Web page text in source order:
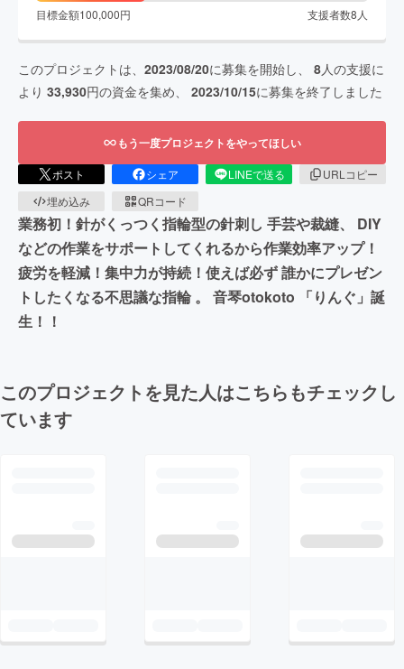
目標金額100,000円 支援者数8 人
このプロジェクトは、 2023/08/20に募集を開始し、 8人の支援に
より 33,930円の資金を集め、 2023/10/15に募集を終了しました
もう一度プロジェクトをやってほしい
ポスト シェア LINEで送る
URLコピー
埋め込み
QRコード
業務初！針がくっつく指輪型の針刺し 手芸や裁縫、 DIY
などの作業をサポートしてくれるから作業効率アップ！
疲労を軽減！集中力が持続！使えば必ず 誰かにプレゼン
トしたくなる不思議な指輪 。 音琴otokoto 「りんぐ」誕
生！！
このプロジェクトを見た人はこちらもチェックし
ています